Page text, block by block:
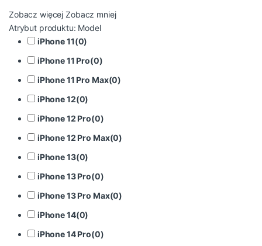
Zobacz więcej Zobacz mniej
Atrybut produktu: Model
iPhone 11(0)
iPhone 11 Pro(0)
iPhone 11 Pro Max(0)
iPhone 12(0)
iPhone 12 Pro(0)
iPhone 12 Pro Max(0)
iPhone 13(0)
iPhone 13 Pro(0)
iPhone 13 Pro Max(0)
iPhone 14(0)
iPhone 14 Pro(0)